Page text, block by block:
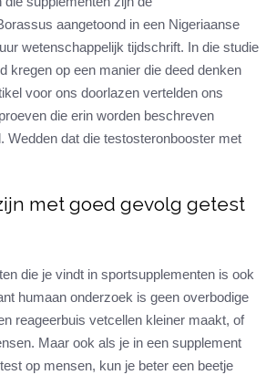
aangetoond in een Nigeriaanse
wetenschappelijk tijdschrift. In die studie
kregen op een manier die deed denken
voor ons doorlazen vertelden ons
die erin worden beschreven
Wedden dat die testosteronbooster met
met goed gevolg getest
die je vindt in sportsupplementen is ook
humaan onderzoek is geen overbodige
reageerbuis vetcellen kleiner maakt, of
Maar ook als je in een supplement
op mensen, kun je beter een beetje